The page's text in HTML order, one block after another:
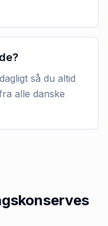
så du altid
alle danske